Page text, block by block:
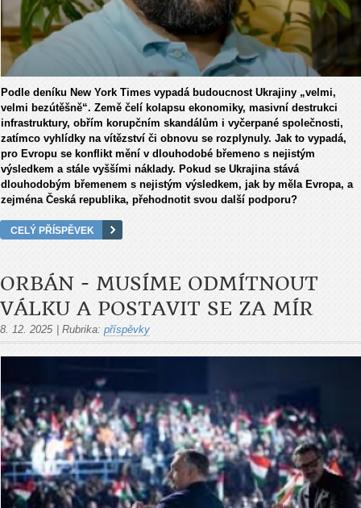
Podle deníku New York Times vypadá budoucnost Ukrajiny „velmi,
velmi bezútěšně“. Země čelí kolapsu ekonomiky, masivní destrukci
infrastruktury, obřím korupčním skandálům i vyčerpané společnosti,
zatímco vyhlídky na vítězství či obnovu se rozplynuly. Jak to vypadá,
pro Evropu se konflikt mění v dlouhodobé břemeno s nejistým
výsledkem a stále vyššími náklady. Pokud se Ukrajina stává
dlouhodobým břemenem s nejistým výsledkem, jak by měla Evropa, a
zejména Česká republika, přehodnotit svou další podporu?
CELÝ PŘÍSPĚVEK
ORBÁN - MUSÍME ODMÍTNOUT
VÁLKU A POSTAVIT SE ZA MÍR
8. 12. 2025 | Rubrika: příspěvky